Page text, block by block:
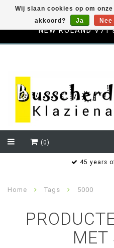
NEW ROLAND
(0)
45 years
Home Tags 5000
MET
Wij slaan cookies op om
akkoord?
Ja Nee